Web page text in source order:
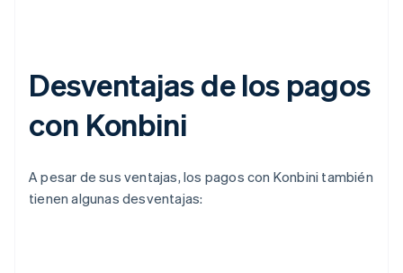
Desventajas de los pagos
con Konbini
A pesar de sus ventajas, los pagos con Konbini también
tienen algunas desventajas: